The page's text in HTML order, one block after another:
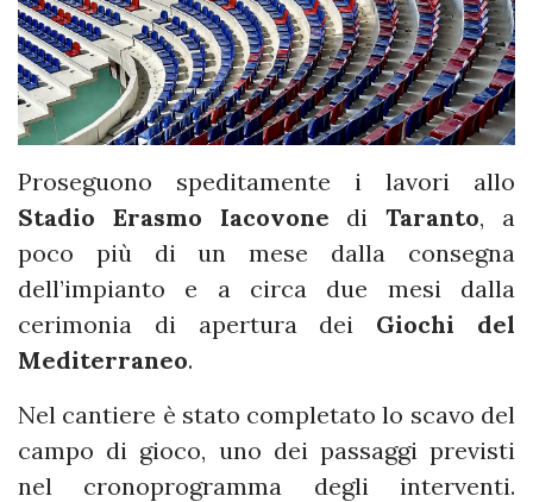
Proseguono speditamente i lavori allo
Stadio Erasmo Iacovone diTaranto, a
poco più di un mese dalla consegna
dell’impianto e a circa due mesi dalla
cerimonia di apertura dei Giochi del
Mediterraneo.
Nel cantiere è stato completato lo scavo del
campo di gioco, uno dei passaggi previsti
nel cronoprogramma degli interventi.